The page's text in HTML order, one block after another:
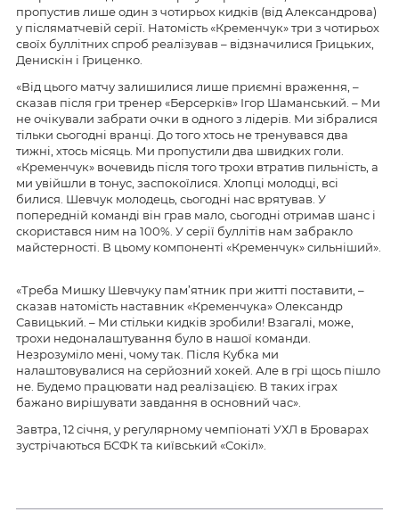
пропустив лише один з чотирьох кидків (від Александрова)
у післяматчевій серії. Натомість «Кременчук» три з чотирьох
своїх буллітних спроб реалізував – відзначилися Грицьких,
Денискін і Гриценко.
«Від цього матчу залишилися лише приємні враження, –
сказав після гри тренер «Берсерків» Ігор Шаманський. – Ми
не очікували забрати очки в одного з лідерів. Ми зібралися
тільки сьогодні вранці. До того хтось не тренувався два
тижні, хтось місяць. Ми пропустили два швидких голи.
«Кременчук» вочевидь після того трохи втратив пильність, а
ми увійшли в тонус, заспокоїлися. Хлопці молодці, всі
билися. Шевчук молодець, сьогодні нас врятував. У
попередній команді він грав мало, сьогодні отримав шанс і
скористався ним на 100%. У серії буллітів нам забракло
майстерності. В цьому компоненті «Кременчук» сильніший».
«Треба Мишку Шевчуку пам’ятник при житті поставити, –
сказав натомість наставник «Кременчука» Олександр
Савицький. – Ми стільки кидків зробили! Взагалі, може,
трохи недоналаштування було в нашої команди.
Незрозуміло мені, чому так. Після Кубка ми
налаштовувалися на серйозний хокей. Але в грі щось пішло
не. Будемо працювати над реалізацією. В таких іграх
бажано вирішувати завдання в основний час».
Завтра, 12 січня, у регулярному чемпіонаті УХЛ в Броварах
зустрічаються БСФК та київський «Сокіл».